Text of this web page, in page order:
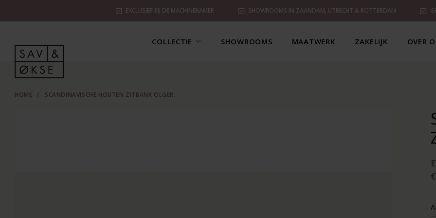
EXCLUSIEF BIJ DE MACHINEKAMER SHOWROOMS IN ZAANDAM, UTRECHT & ROTTERDAM
COLLECTIE SHOWROOMS MAATWERK ZAKELIJK OVER
HOME / SCANDINAVISCHE HOUTEN ZITBANK OLGER